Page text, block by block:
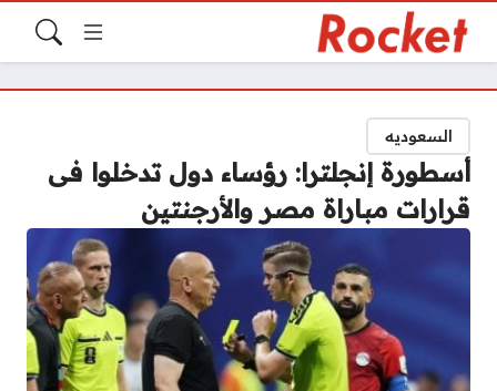
السعوديه
أسطورة إنجلترا: رؤساء دول تدخلوا فى
قرارات مباراة مصر والأرجنتين